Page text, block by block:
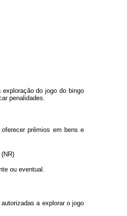
do jogo do bingo
penalidades.
prêmios em bens e
ou eventual.
a explorar o jogo